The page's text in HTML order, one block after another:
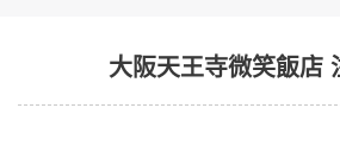
大阪天王寺微笑飯店